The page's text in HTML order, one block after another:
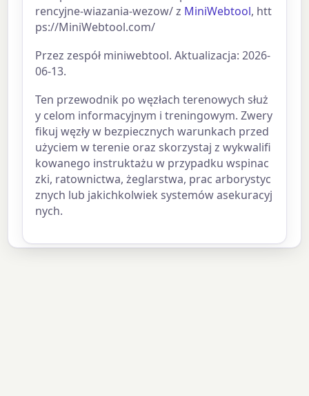
rencyjne-wiazania-wezow/ z MiniWebtool, htt
ps://MiniWebtool.com/
Przez zespół miniwebtool. Aktualizacja: 2026-
06-13.
Ten przewodnik po węzłach terenowych służ
y celom informacyjnym i treningowym. Zwery
fikuj węzły w bezpiecznych warunkach przed
użyciem w terenie oraz skorzystaj z wykwalifi
kowanego instruktażu w przypadku wspinac
zki, ratownictwa, żeglarstwa, prac arborystyc
znych lub jakichkolwiek systemów asekuracyj
nych.